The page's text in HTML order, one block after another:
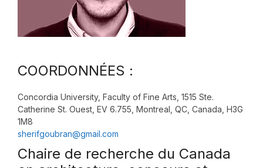
COORDONNÉES :
Concordia University, Faculty of Fine Arts, 1515 Ste.
Catherine St. Ouest, EV 6.755, Montreal, QC, Canada, H3G
1M8
sherifgoubran@gmail.com
Chaire de recherche du Canada